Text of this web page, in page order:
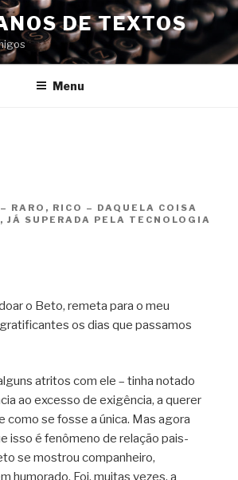
DE TEXTOS
Menu
RARO, RICO – DAQUELA COISA
SUPERADA PELA TECNOLOGIA
o Beto, remeta para o meu
os dias que passamos
atritos com ele – tinha notado
ao excesso de exigência, a querer
como se fosse a única. Mas agora
isso é fenômeno de relação pais-
se mostrou companheiro,
humorado. Foi, muitas vezes, a